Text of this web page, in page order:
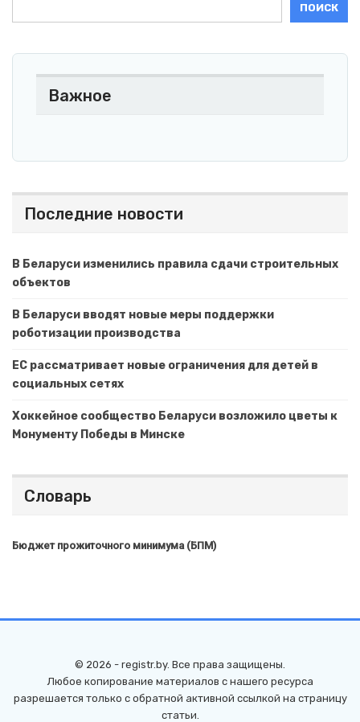
ПОИСК
Важное
Последние новости
В Беларуси изменились правила сдачи строительных
объектов
В Беларуси вводят новые меры поддержки
роботизации производства
ЕС рассматривает новые ограничения для детей в
социальных сетях
Хоккейное сообщество Беларуси возложило цветы к
Монументу Победы в Минске
Словарь
Бюджет прожиточного минимума (БПМ)
© 2026 - registr.by. Все права защищены.
Любое копирование материалов с нашего ресурса
разрешается только с обратной активной ссылкой на страницу
статьи.